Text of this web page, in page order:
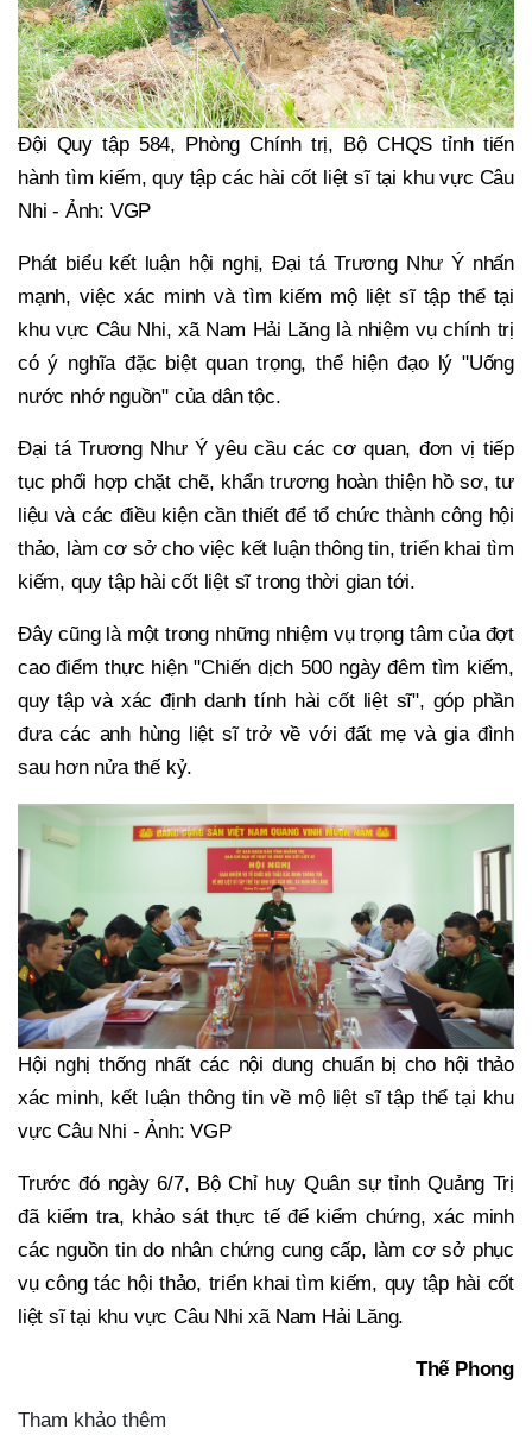
Đội Quy tập 584, Phòng Chính trị, Bộ CHQS tỉnh tiến
hành tìm kiếm, quy tập các hài cốt liệt sĩ tại khu vực Câu
Nhi - Ảnh: VGP
Phát biểu kết luận hội nghị, Đại tá Trương Như Ý nhấn
mạnh, việc xác minh và tìm kiếm mộ liệt sĩ tập thể tại
khu vực Câu Nhi, xã Nam Hải Lăng là nhiệm vụ chính trị
có ý nghĩa đặc biệt quan trọng, thể hiện đạo lý "Uống
nước nhớ nguồn" của dân tộc.
Đại tá Trương Như Ý yêu cầu các cơ quan, đơn vị tiếp
tục phối hợp chặt chẽ, khẩn trương hoàn thiện hồ sơ, tư
liệu và các điều kiện cần thiết để tổ chức thành công hội
thảo, làm cơ sở cho việc kết luận thông tin, triển khai tìm
kiếm, quy tập hài cốt liệt sĩ trong thời gian tới.
Đây cũng là một trong những nhiệm vụ trọng tâm của đợt
cao điểm thực hiện "Chiến dịch 500 ngày đêm tìm kiếm,
quy tập và xác định danh tính hài cốt liệt sĩ", góp phần
đưa các anh hùng liệt sĩ trở về với đất mẹ và gia đình
sau hơn nửa thế kỷ.
Hội nghị thống nhất các nội dung chuẩn bị cho hội thảo
xác minh, kết luận thông tin về mộ liệt sĩ tập thể tại khu
vực Câu Nhi - Ảnh: VGP
Trước đó ngày 6/7, Bộ Chỉ huy Quân sự tỉnh Quảng Trị
đã kiểm tra, khảo sát thực tế để kiểm chứng, xác minh
các nguồn tin do nhân chứng cung cấp, làm cơ sở phục
vụ công tác hội thảo, triển khai tìm kiếm, quy tập hài cốt
liệt sĩ tại khu vực Câu Nhi xã Nam Hải Lăng.
Thế Phong
Tham khảo thêm